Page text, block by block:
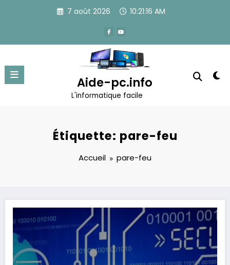
7 août 2026 10:21:16 AM
Aide-pc.info
L'informatique facile
Étiquette: pare-feu
Accueil pare-feu